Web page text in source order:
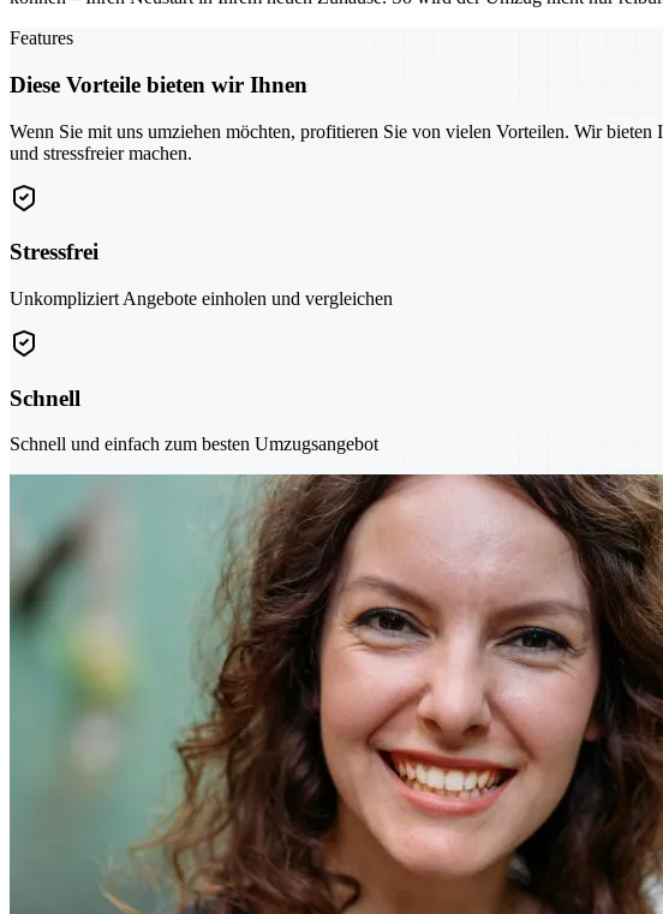
Features
Diese Vorteile bieten wir Ihnen
Wenn Sie mit uns umziehen möchten, profitieren Sie von vielen Vorteilen. Wir
und stressfreier machen.
Stressfrei
Unkompliziert Angebote einholen und vergleichen
Schnell
Schnell und einfach zum besten Umzugsangebot